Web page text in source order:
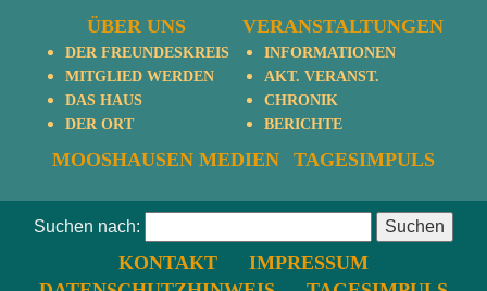
ÜBER UNS
DER FREUNDESKREIS
MITGLIED WERDEN
DAS HAUS
DER ORT
VERANSTALTUNGEN
INFORMATIONEN
AKT. VERANST.
CHRONIK
BERICHTE
MOOSHAUSEN MEDIEN TAGESIMPULS
Suchen nach:
KONTAKT
IMPRESSUM